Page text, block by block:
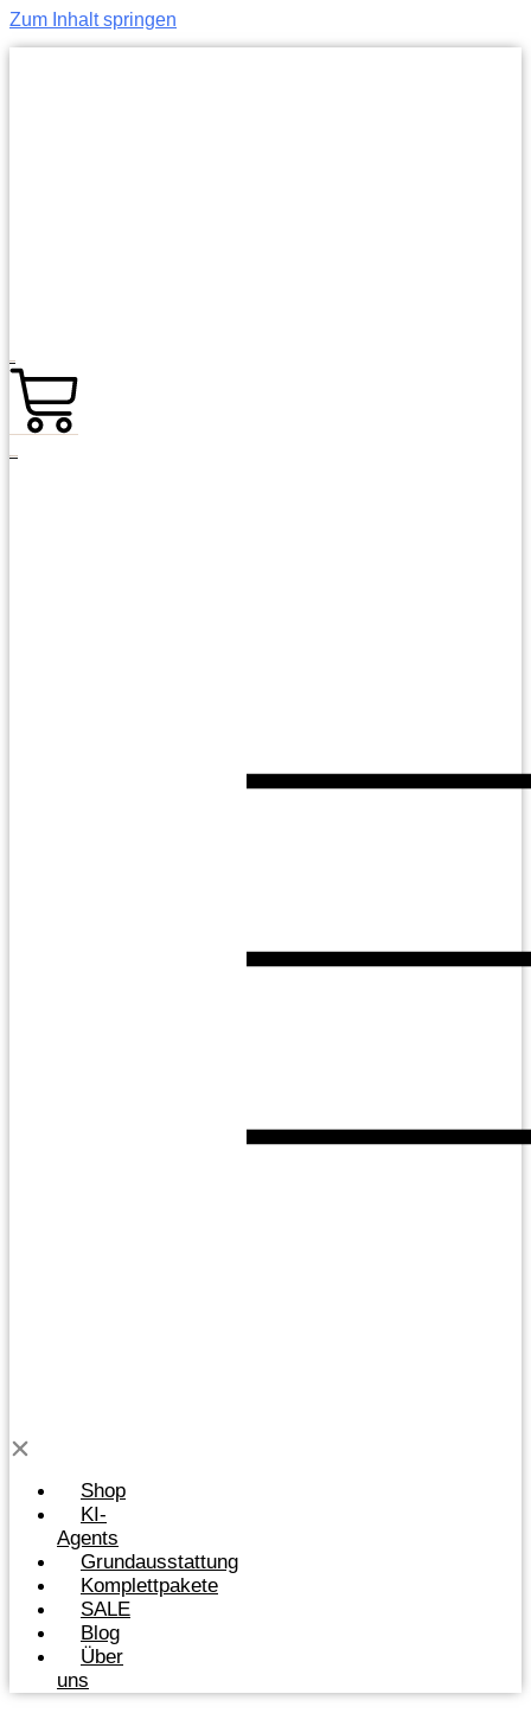
Zum Inhalt springen
Shop
KI-
Agents
Grundausstattung
Komplettpakete
SALE
Blog
Über
uns